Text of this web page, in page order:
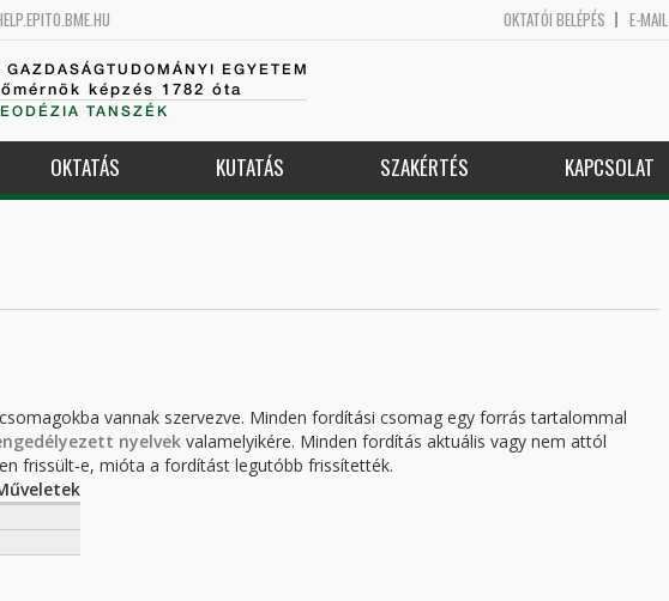
OKTATÓI BELÉPÉS E-MAIL
EGYETEM
képzés 1782 óta
TANSZÉK
OKTATÁS KUTATÁS SZAKÉRTÉS KAPCSOLAT
vannak szervezve. Minden fordítási csomag egy forrás tartalommal
nyelvek valamelyikére. Minden fordítás aktuális vagy nem attól
frissült-e, mióta a fordítást legutóbb frissítették.